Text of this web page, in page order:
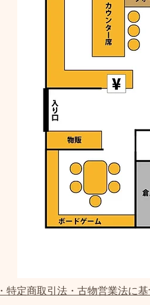
・特定商取引法・古物営業法に